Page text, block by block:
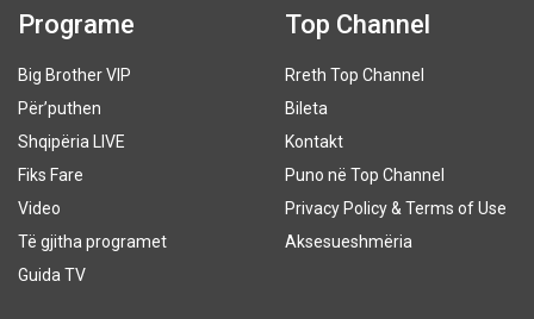
Programe
Big Brother VIP
Për’puthen
Shqipëria LIVE
Fiks Fare
Video
Të gjitha programet
Guida TV
Top Channel
Rreth Top Channel
Bileta
Kontakt
Puno në Top Channel
Privacy Policy & Terms of Use
Aksesueshmëria